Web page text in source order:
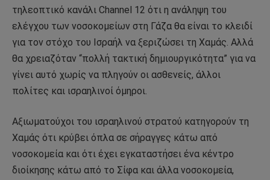
τηλεοπτικό κανάλι Channel 12 ότι η ανάληψη του
ελέγχου των νοσοκομείων στη Γάζα θα είναι το κλειδί
για τον στόχο του Ισραήλ να ξεριζώσει τη Χαμάς. Αλλά
θα χρειαζόταν “πολλή τακτική δημιουργικότητα” για να
γίνει αυτό χωρίς να πληγούν οι ασθενείς, άλλοι
πολίτες και ισραηλινοί όμηροι.
Αξιωματούχοι του ισραηλινού στρατού κατηγορούν τη
Χαμάς ότι κρύβει όπλα σε σήραγγες κάτω από
νοσοκομεία και ότι έχει εγκαταστήσει ένα κέντρο
διοίκησης κάτω από το Σίφα και άλλα νοσοκομεία,